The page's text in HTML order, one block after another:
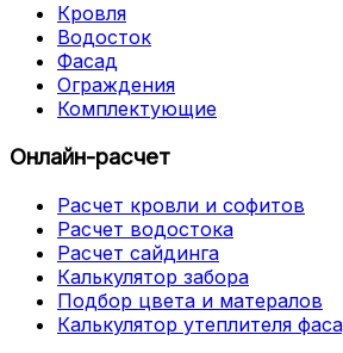
Кровля
Водосток
Фасад
Ограждения
Комплектующие
Онлайн-расчет
Расчет кровли и софитов
Расчет водостока
Расчет сайдинга
Калькулятор забора
Подбор цвета и матералов
Калькулятор утеплителя